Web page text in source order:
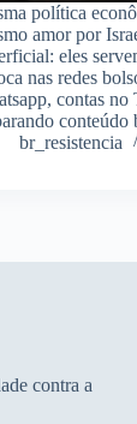
política
amor por
eles
nas redes
contas
br_resistencia
contra a